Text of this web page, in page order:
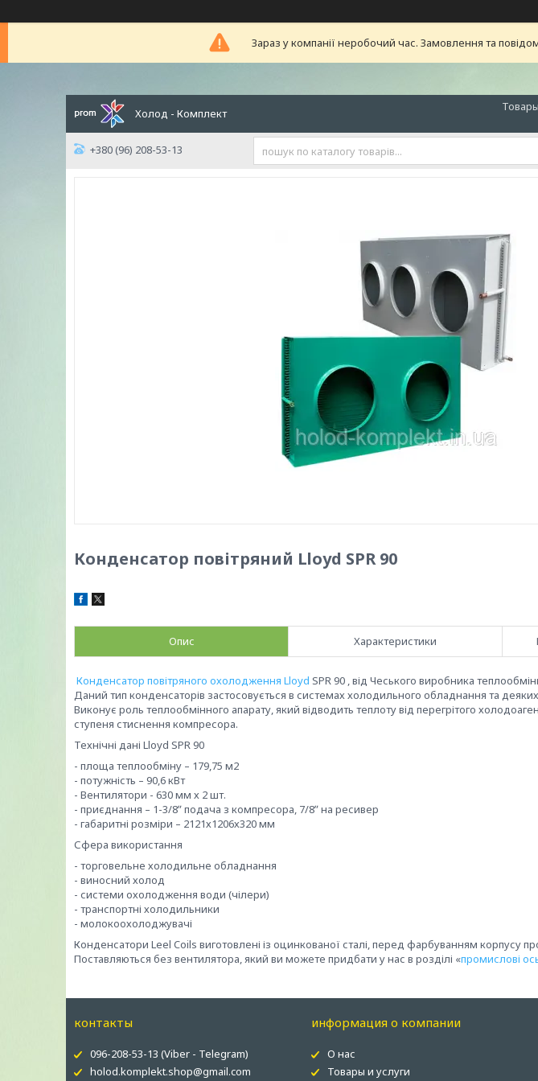
Зараз у компанії неробочий час. Замовлення та
Холод - Комплект
+380 (96) 208-53-13
Конденсатор повітряний Lloyd SPR 90
Опис Характеристики
Конденсатор повітряного охолодження Lloyd SPR 90 , від Чеського виробника
Даний тип конденсаторів застосовується в системах холодильного обладнання та
Виконує роль теплообмінного апарату, який відводить теплоту від перегрітого
ступеня стиснення компресора.
Технічні дані Lloyd SPR 90
- площа теплообміну – 179,75 м2
- потужність – 90,6 кВт
- Вентилятори - 630 мм х 2 шт.
- приєднання – 1-3/8ʺ подача з компресора, 7/8ʺ на ресивер
- габаритні розміри – 2121х1206х320 мм
Сфера використання
- торговельне холодильне обладнання
- виносний холод
- системи охолодження води (чілери)
- транспортні холодильники
- молокоохолоджувачі
Конденсатори Leel Coils виготовлені із оцинкованої сталі, перед фарбуванням корпусу
Поставляються без вентилятора, який ви можете придбати у нас в розділі «промислові
контакты
096-208-53-13 (Viber - Telegram)
holod.komplekt.shop@gmail.com
информация о компании
О нас
Товары и услуги